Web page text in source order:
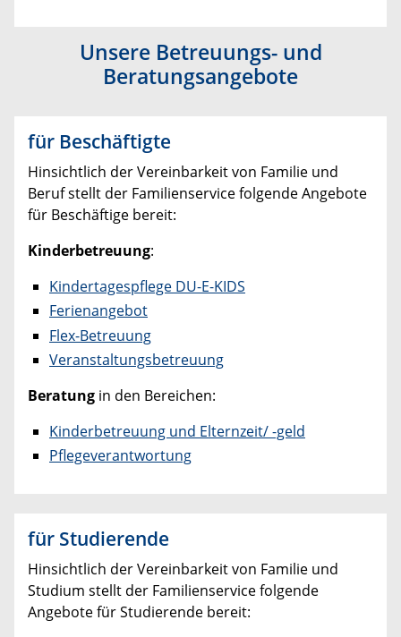
Unsere Betreuungs- und
Beratungsangebote
für Beschäftigte
Hinsichtlich der Vereinbarkeit von Familie und
Beruf stellt der Familienservice folgende Angebote
für Beschäftige bereit:
Kinderbetreuung:
Kindertagespflege DU-E-KIDS
Ferienangebot
Flex-Betreuung
Veranstaltungsbetreuung
Beratung in den Bereichen:
Kinderbetreuung und Elternzeit/ -geld
Pflegeverantwortung
für Studierende
Hinsichtlich der Vereinbarkeit von Familie und
Studium stellt der Familienservice folgende
Angebote für Studierende bereit: